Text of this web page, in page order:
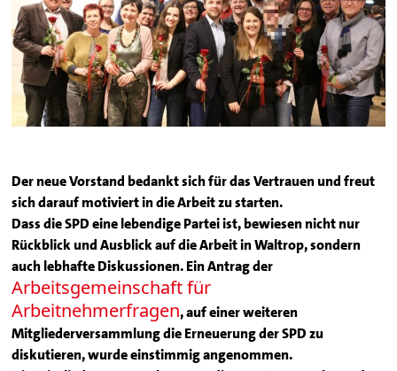
Der neue Vorstand bedankt sich für das Vertrauen und freut
sich darauf motiviert in die Arbeit zu starten.
Dass die SPD eine lebendige Partei ist, bewiesen nicht nur
Rückblick und Ausblick auf die Arbeit in Waltrop, sondern
auch lebhafte Diskussionen. Ein Antrag der
Arbeitsgemeinschaft für
Arbeitnehmerfragen, auf einer weiteren
Mitgliederversammlung die Erneuerung der SPD zu
diskutieren, wurde einstimmig angenommen.